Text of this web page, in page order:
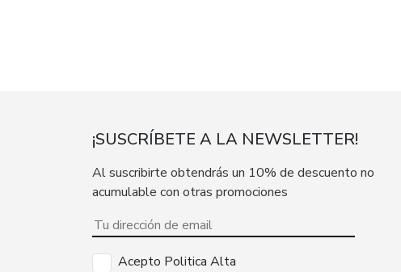
¡SUSCRÍBETE A LA NEWSLETTER!
Al suscribirte obtendrás un 10% de descuento no
acumulable con otras promociones
Acepto Politica Alta